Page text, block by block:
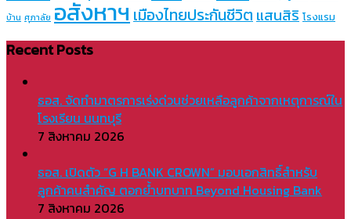
บ้าน ศุภาลัย อสังหาฯ เมืองไทยประกันชีวิต แสนสิริ โรงแรม
Recent Posts
ธอส. จัดทำมาตรการเร่งด่วนช่วยเหลือลูกค้าจากเหตุการณ์ใน
โรงเรียน นนทบุรี
7 สิงหาคม 2026
ธอส. เปิดตัว “G H BANK CROWN” มอบเอกสิทธิ์สำหรับ
ลูกค้าคนสำคัญ ตอกย้ำบทบาท Beyond Housing Bank
7 สิงหาคม 2026